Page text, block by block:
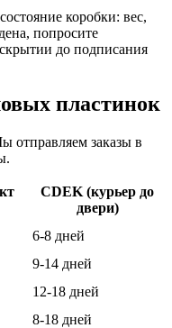
коробки: вес,
попросите
до подписания
пластинок
отправляем заказы в
CDEK (курьер до
двери)
6-8 дней
9-14 дней
12-18 дней
8-18 дней